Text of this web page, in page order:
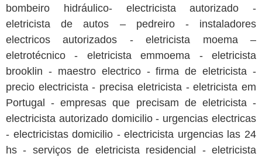
bombeiro hidráulico- electricista autorizado -
eletricista de autos – pedreiro - instaladores
electricos autorizados - eletricista moema –
eletrotécnico - eletricista emmoema - eletricista
brooklin - maestro electrico - firma de eletricista -
precio electricista - precisa eletricista - eletricista em
Portugal - empresas que precisam de eletricista -
electricista autorizado domicilio - urgencias electricas
- electricistas domicilio - electricista urgencias las 24
hs - serviços de eletricista residencial - eletricista